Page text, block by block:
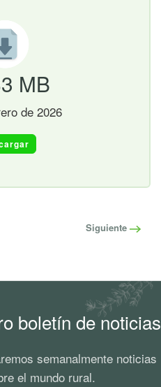
MB
de 2026
Siguiente
boletín de noticias
semanalmente noticias
el mundo rural.